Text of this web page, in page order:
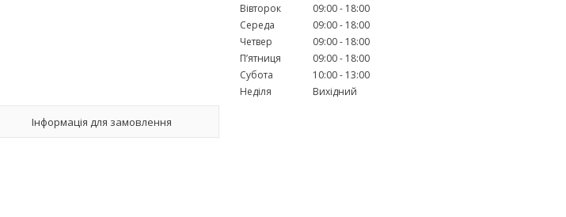
Інформація для замовлення
Вівторок
09:00
18:00
Середа
09:00
18:00
Четвер
09:00
18:00
Пʼятниця
09:00
18:00
Субота
10:00
13:00
Неділя
Вихідний